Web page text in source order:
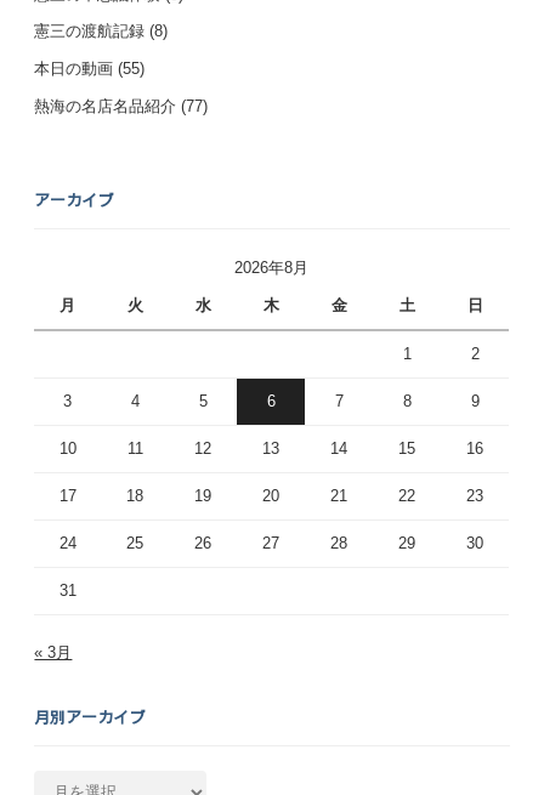
憲三の渡航記録 (8)
本日の動画 (55)
熱海の名店名品紹介 (77)
アーカイブ
2026年8月
月 火 水 木 金 土 日
1 2
3 4 5 6 7 8 9
10 11 12 13 14 15 16
17 18 19 20 21 22 23
24 25 26 27 28 29 30
31
« 3月
月別アーカイブ